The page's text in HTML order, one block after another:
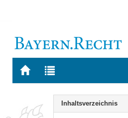
Zur
BAYERN.RECHT
Zur
letzten
Navigation
Inhaltsverzeichnis